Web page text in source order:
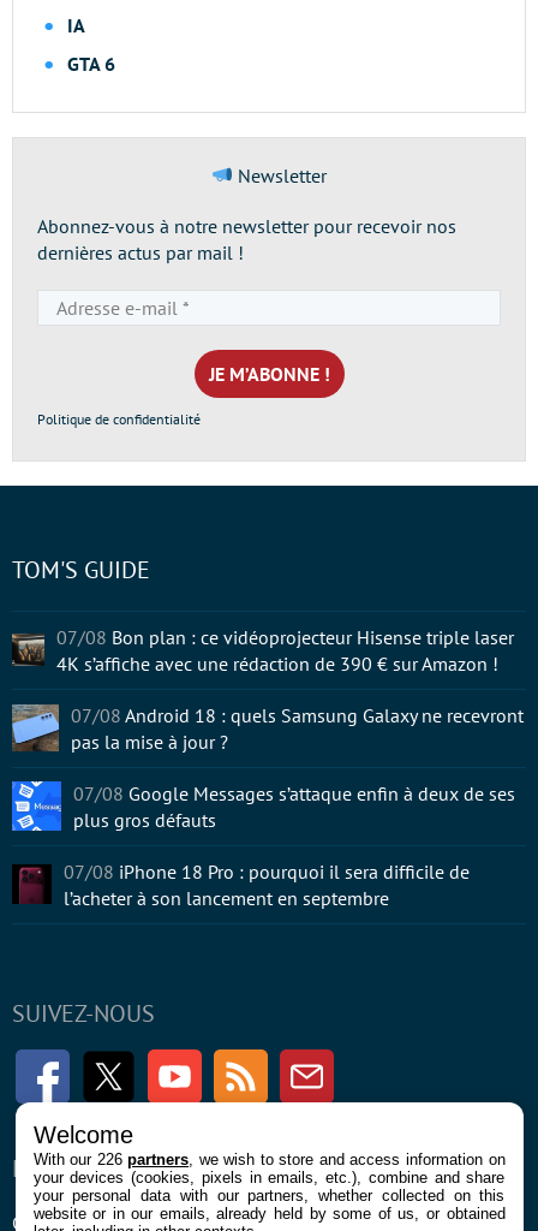
IA
GTA 6
Newsletter
Abonnez-vous à notre newsletter pour recevoir nos
dernières actus par mail !
e-
mail
*
Politique de confidentialité
SUIVEZ-NOUS
FacebookTwitter Youtube RSS Newsletter
ENTREPRISE
Confidentialité et Cookies
À PROPOS
Contact
TOM'S GUIDE
07/08 Bon plan : ce vidéoprojecteur Hisense triple laser
4K s’affiche avec une rédaction de 390 € sur Amazon !
07/08 Android 18 : quels Samsung Galaxy ne recevront
pas la mise à jour ?
07/08 Google Messages s’attaque enfin à deux de ses
plus gros défauts
07/08 iPhone 18 Pro : pourquoi il sera difficile de
l’acheter à son lancement en septembre
Welcome
With our 226partners , we wish to store and access information on
your devices (cookies, pixels in emails, etc.), combine and share
your personal data with our partners, whether collected on this
website or in our emails, already held by some of us, or obtained